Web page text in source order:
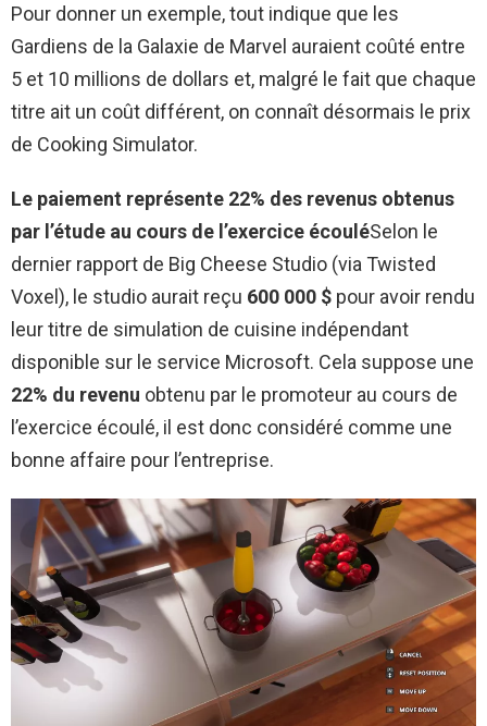
Pour donner un exemple, tout indique que les
Gardiens de la Galaxie de Marvel auraient coûté entre
5 et 10 millions de dollars et, malgré le fait que chaque
titre ait un coût différent, on connaît désormais le prix
de Cooking Simulator.
Le paiement représente 22% des revenus obtenus
par l’étude au cours de l’exercice écouléSelon le
dernier rapport de Big Cheese Studio (via Twisted
Voxel), le studio aurait reçu 600 000 $ pour avoir rendu
leur titre de simulation de cuisine indépendant
disponible sur le service Microsoft. Cela suppose une
22% du revenu obtenu par le promoteur au cours de
l’exercice écoulé, il est donc considéré comme une
bonne affaire pour l’entreprise.